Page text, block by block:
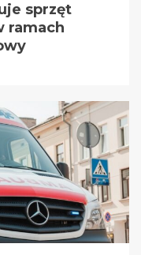
sprzęt
ramach